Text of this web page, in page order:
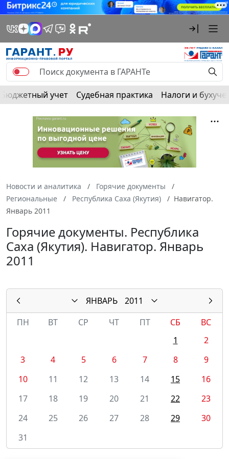
Бюджетный учет Судебная практика Налоги и
Новости и аналитика
Горячие документы
Региональные
Республика Саха (Якутия)
Навигатор.
Январь 2011
Горячие документы. Республика
Саха (Якутия). Навигатор. Январь
2011
ЯНВАРЬ
2011
ПН
ВТ СР ЧТ ПТ СБ
ВС
1
2
3
4 5 6 7 8
9
10
11 12 13 14 15
16
17
18 19 20 21 22
23
24
25 26 27 28 29
30
31